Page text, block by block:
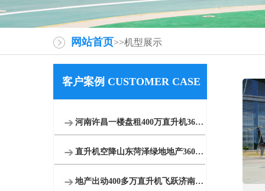
网站首页>>机型展示
客户案例 CUSTOMER CASE
河南许昌一楼盘租400万直升机360度空中看房
直升机空降山东菏泽绿地地产360度空中看房
地产出动400多万直升机飞跃济南千佛山大明湖